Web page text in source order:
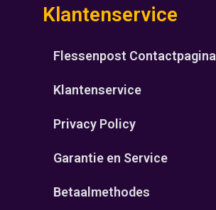
Klantenservice
Flessenpost Contactpagina
Klantenservice
Privacy Policy
Garantie en Service
Betaalmethodes